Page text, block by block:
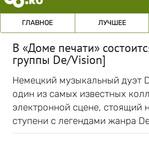
ГЛАВНОЕ ЛУЧШЕЕ
В «Доме печати»
группы De/Vision]
Немецкий музыкальный дуэт
один из самых известных
электронной сцене, стоящий
ступени с легендами жанра